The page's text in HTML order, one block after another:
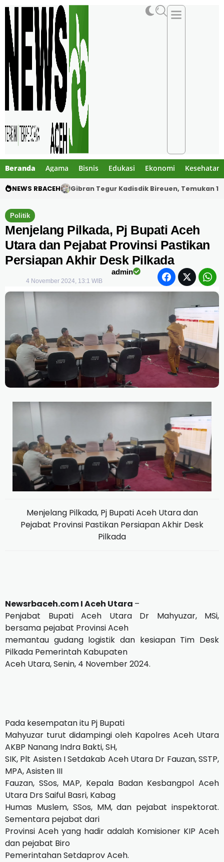
Beranda Agama Bisnis Edukasi Ekonomi Kesehatan
NEWS RBACEH PHE NSO Klarifikasi Dugaan Bau Amoniak
Politik
Menjelang Pilkada, Pj Bupati Aceh
Utara dan Pejabat Provinsi Pastikan
Persiapan Akhir Desk Pilkada
admin
4 November 2024, 13:1 WIB
Menjelang Pilkada, Pj Bupati Aceh Utara dan
Pejabat Provinsi Pastikan Persiapan Akhir Desk
Pilkada
Newsrbaceh.com I Aceh Utara –
Penjabat Bupati Aceh Utara Dr Mahyuzar, MSi,
bersama pejabat Provinsi Aceh
memantau gudang logistik dan kesiapan Tim Desk
Pilkada Pemerintah Kabupaten
Aceh Utara, Senin, 4 November 2024.
Pada kesempatan itu Pj Bupati
Mahyuzar turut didampingi oleh Kapolres Aceh Utara
AKBP Nanang Indra Bakti, SH,
SIK, Plt Asisten I Setdakab Aceh Utara Dr Fauzan, SSTP,
MPA, Asisten III
Fauzan, SSos, MAP, Kepala Badan Kesbangpol Aceh
Utara Drs Saiful Basri, Kabag
Humas Muslem, SSos, MM, dan pejabat inspektorat.
Sementara pejabat dari
Provinsi Aceh yang hadir adalah Komisioner KIP Aceh
dan pejabat Biro
Pemerintahan Setdaprov Aceh.